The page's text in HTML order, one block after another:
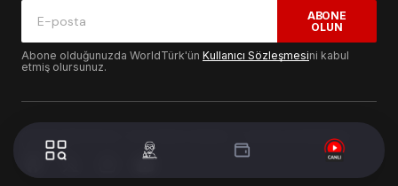
ABONE
OLUN
Abone olduğunuzda WorldTürk'ün Kullanıcı Sözleşmesini kabul
etmiş olursunuz.
© 2024 WorldTurk. Tüm Hakları Saklıdır. - Tasarım & Geliştirme :
Volion's